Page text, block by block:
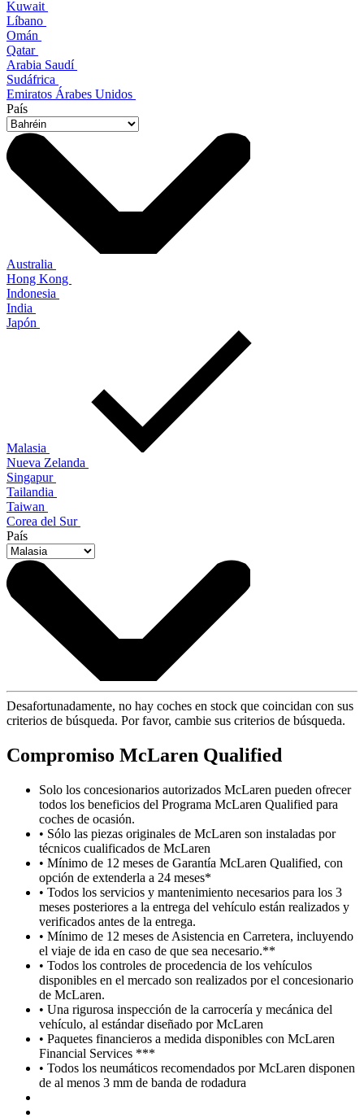
Kuwait
Líbano
Omán
Qatar
Arabia Saudí
Sudáfrica
Emiratos Árabes Unidos
País
Australia
Hong Kong
Indonesia
India
Japón
Malasia
Nueva Zelanda
Singapur
Tailandia
Taiwan
Corea del Sur
País
Desafortunadamente, no hay coches en stock que coincidan con sus
criterios de búsqueda. Por favor, cambie sus criterios de búsqueda.
Compromiso McLaren Qualified
Solo los concesionarios autorizados McLaren pueden ofrecer
todos los beneficios del Programa McLaren Qualified para
coches de ocasión.
• Sólo las piezas originales de McLaren son instaladas por
técnicos cualificados de McLaren
• Mínimo de 12 meses de Garantía McLaren Qualified, con
opción de extenderla a 24 meses*
• Todos los servicios y mantenimiento necesarios para los 3
meses posteriores a la entrega del vehículo están realizados y
verificados antes de la entrega.
• Mínimo de 12 meses de Asistencia en Carretera, incluyendo
el viaje de ida en caso de que sea necesario.**
• Todos los controles de procedencia de los vehículos
disponibles en el mercado son realizados por el concesionario
de McLaren.
• Una rigurosa inspección de la carrocería y mecánica del
vehículo, al estándar diseñado por McLaren
• Paquetes financieros a medida disponibles con McLaren
Financial Services ***
• Todos los neumáticos recomendados por McLaren disponen
de al menos 3 mm de banda de rodadura